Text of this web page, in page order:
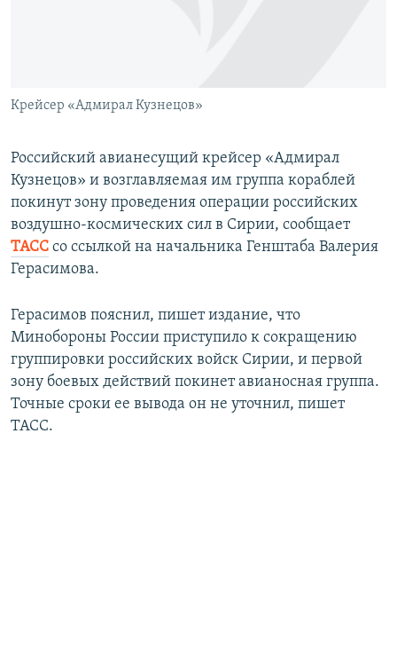
УКРАИНСКАЯ ПРОБЛЕМА КРЫМА
Крейсер «Адмирал Кузнецов»
Российский авианесущий крейсер «Адмирал
Кузнецов» и возглавляемая им группа кораблей
покинут зону проведения операции российских
воздушно-космических сил в Сирии, сообщает
ТАСС со ссылкой на начальника Генштаба Валерия
Герасимова.
Герасимов пояснил, пишет издание, что
Минобороны России приступило к сокращению
группировки российских войск Сирии, и первой
зону боевых действий покинет авианосная группа.
Точные сроки ее вывода он не уточнил, пишет
ТАСС.